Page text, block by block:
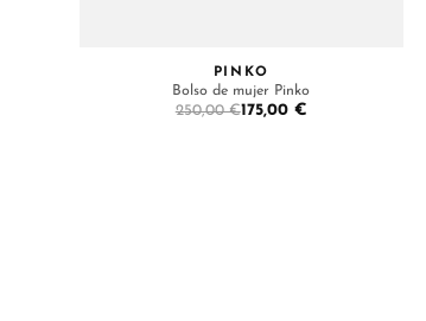
PINKO
Bolso de mujer Pinko
250,00 €175,00 €